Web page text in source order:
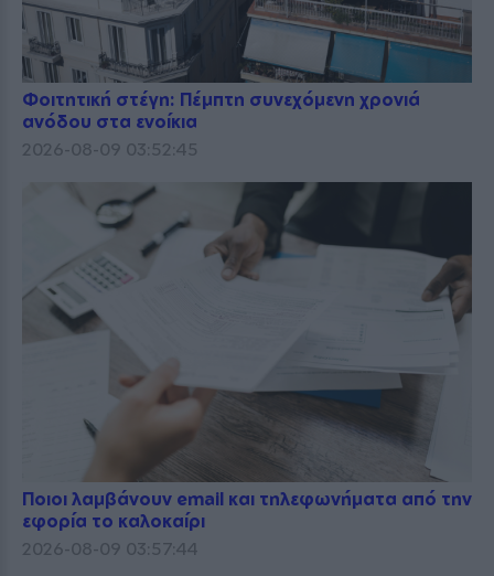
Φοιτητική στέγη: Πέμπτη συνεχόμενη χρονιά
ανόδου στα ενοίκια
2026-08-09 03:52:45
Ποιοι λαμβάνουν email και τηλεφωνήματα από την
εφορία το καλοκαίρι
2026-08-09 03:57:44